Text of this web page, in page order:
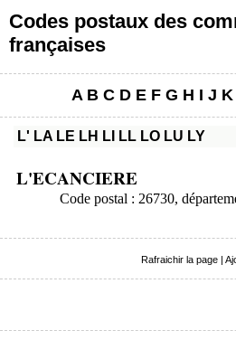
Codes postaux des
françaises
A B C D E F G H I J K
L' LA LE LH LI LL LO LU LY
L'ECANCIERE
Code postal : 26730,
Rafraichir la page